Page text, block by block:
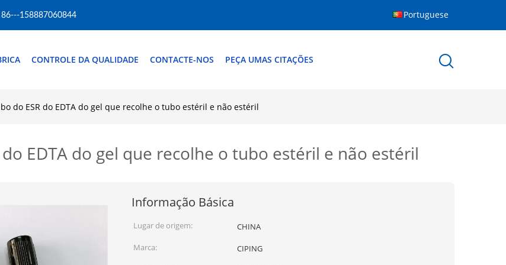
86---158887060844 Portuguese
CONTROLE DA QUALIDADE CONTACTE-NOS PEÇA UMAS CITAÇÕES
do ESR do EDTA do gel que recolhe o tubo estéril e não estéril
EDTA do gel que recolhe o tubo estéril e não estéril
Informação Básica
Lugar de origem:
CHINA
Marca:
CIPING